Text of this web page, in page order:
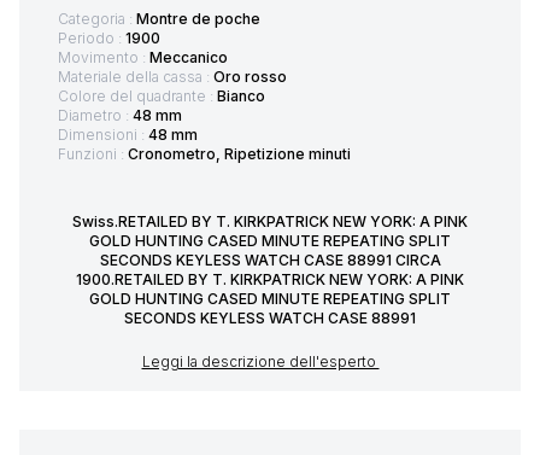
Categoria : Montre de poche
Periodo : 1900
Movimento : Meccanico
Materiale della cassa : Oro rosso
Colore del quadrante : Bianco
Diametro : 48 mm
Dimensioni : 48 mm
Funzioni : Cronometro, Ripetizione minuti
Swiss.RETAILED BY T. KIRKPATRICK NEW YORK: A PINK
GOLD HUNTING CASED MINUTE REPEATING SPLIT
SECONDS KEYLESS WATCH CASE 88991 CIRCA
1900.RETAILED BY T. KIRKPATRICK NEW YORK: A PINK
GOLD HUNTING CASED MINUTE REPEATING SPLIT
SECONDS KEYLESS WATCH CASE 88991
Leggi la descrizione dell'esperto